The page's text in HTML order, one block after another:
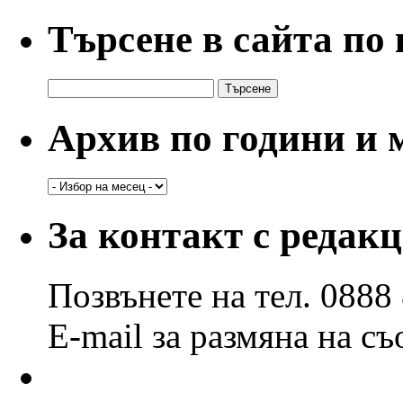
Търсене в сайта
за:
Архив по години и
Архив
и
месеци
За контакт с
Позвънете на тел.
E-mail за размяна на